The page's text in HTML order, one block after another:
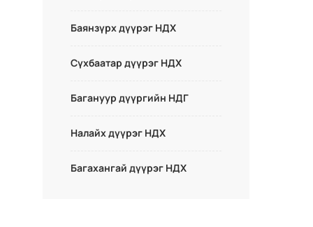
Баянзүрх дүүрэг НДХ
Сүхбаатар дүүрэг НДХ
Багануур дүүргийн НДГ
Налайх дүүрэг НДХ
Багахангай дүүрэг НДХ